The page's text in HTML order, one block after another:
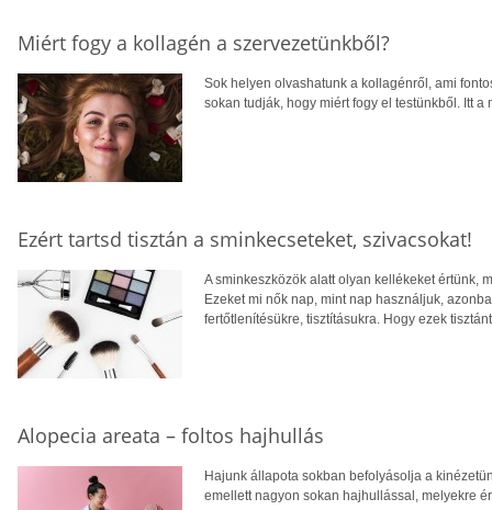
Miért fogy a kollagén a szervezetünkből?
Sok helyen olvashatunk a kollagénről, ami
sokan tudják, hogy miért fogy el testünkből. Itt a
Ezért tartsd tisztán a sminkecseteket, szivacsokat!
A sminkeszközök alatt olyan kellékeket értünk,
Ezeket mi nők nap, mint nap használjuk,
fertőtlenítésükre, tisztításukra. Hogy ezek
Alopecia areata – foltos hajhullás
Hajunk állapota sokban befolyásolja a
emellett nagyon sokan hajhullással, melyekre